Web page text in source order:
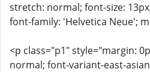
stretch: normal; font-size:
font-family: 'Helvetica Neue';
<p class="p1" style="margin:
normal; font-variant-east-